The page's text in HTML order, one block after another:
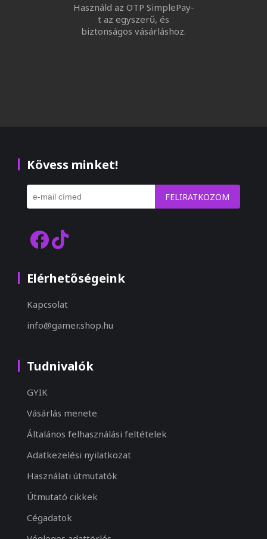
Használd az OTP SimplePay-
t az egyszerű, és
biztonságos vásárláshoz.
Kövess minket!
FELIRATKOZOM
Elérhetőségeink
Kapcsolat
info@gamer.shop.hu
Tudnivalók
GYIK
Vásárlás menete
Általános felhasználási feltételek
Adatkezelési nyilatkozat
Használati útmutatók
Útmutató cikkek
Cégadatok